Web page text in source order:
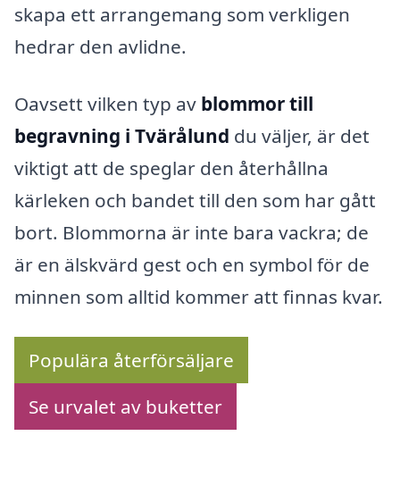
skapa ett arrangemang som verkligen
hedrar den avlidne.
Oavsett vilken typ av blommor till
begravning i Tvärålund du väljer, är det
viktigt att de speglar den återhållna
kärleken och bandet till den som har gått
bort. Blommorna är inte bara vackra; de
är en älskvärd gest och en symbol för de
minnen som alltid kommer att finnas kvar.
Populära återförsäljare
Se urvalet av buketter